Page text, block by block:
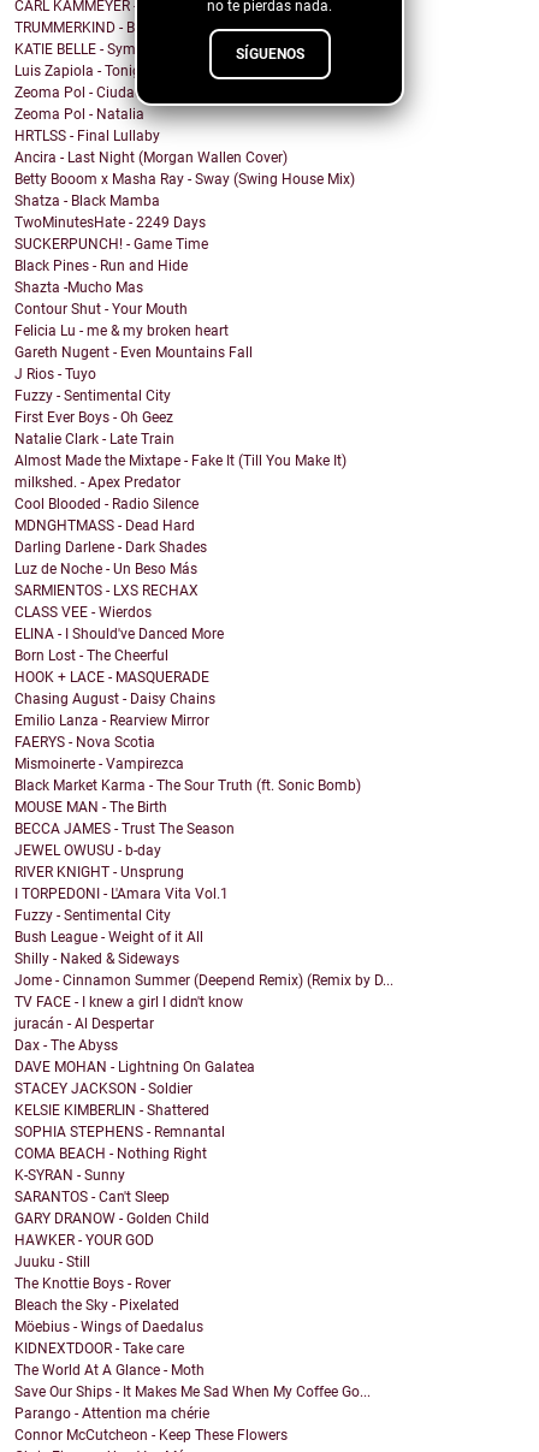
no te pierdas nada.
SÍGUENOS
CARL KAMMEYER - One
TRUMMERKIND - Beauty Queen
KATIE BELLE - Symptoms
Luis Zapiola - Tonight
Zeoma Pol - Ciudad Venado
Zeoma Pol - Natalia
HRTLSS - Final Lullaby
Ancira - Last Night (Morgan Wallen Cover)
Betty Booom x Masha Ray - Sway (Swing House Mix)
Shatza - Black Mamba
TwoMinutesHate - 2249 Days
SUCKERPUNCH! - Game Time
Black Pines - Run and Hide
Shazta -Mucho Mas
Contour Shut - Your Mouth
Felicia Lu - me & my broken heart
Gareth Nugent - Even Mountains Fall
J Rios - Tuyo
Fuzzy - Sentimental City
First Ever Boys - Oh Geez
Natalie Clark - Late Train
Almost Made the Mixtape - Fake It (Till You Make It)
milkshed. - Apex Predator
Cool Blooded - Radio Silence
MDNGHTMASS - Dead Hard
Darling Darlene - Dark Shades
Luz de Noche - Un Beso Más
SARMIENTOS - LXS RECHAX
CLASS VEE - Wierdos
ELINA - I Should've Danced More
Born Lost - The Cheerful
HOOK + LACE - MASQUERADE
Chasing August - Daisy Chains
Emilio Lanza - Rearview Mirror
FAERYS - Nova Scotia
Mismoinerte - Vampirezca
Black Market Karma - The Sour Truth (ft. Sonic Bomb)
MOUSE MAN - The Birth
BECCA JAMES - Trust The Season
JEWEL OWUSU - b-day
RIVER KNIGHT - Unsprung
I TORPEDONI - L'Amara Vita Vol.1
Fuzzy - Sentimental City
Bush League - Weight of it All
Shilly - Naked & Sideways
Jome - Cinnamon Summer (Deepend Remix) (Remix by D...
TV FACE - I knew a girl I didn't know
juracán - Al Despertar
Dax - The Abyss
DAVE MOHAN - Lightning On Galatea
STACEY JACKSON - Soldier
KELSIE KIMBERLIN - Shattered
SOPHIA STEPHENS - Remnantal
COMA BEACH - Nothing Right
K-SYRAN - Sunny
SARANTOS - Can't Sleep
GARY DRANOW - Golden Child
HAWKER - YOUR GOD
Juuku - Still
The Knottie Boys - Rover
Bleach the Sky - Pixelated
Möebius - Wings of Daedalus
KIDNEXTDOOR - Take care
The World At A Glance - Moth
Save Our Ships - It Makes Me Sad When My Coffee Go...
Parango - Attention ma chérie
Connor McCutcheon - Keep These Flowers